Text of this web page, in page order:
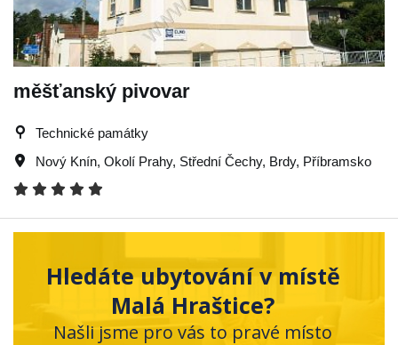
měšťanský pivovar
Technické památky
Nový Knín, Okolí Prahy, Střední Čechy, Brdy, Příbramsko
Hledáte ubytování v místě
Malá Hraštice?
Našli jsme pro vás to pravé místo